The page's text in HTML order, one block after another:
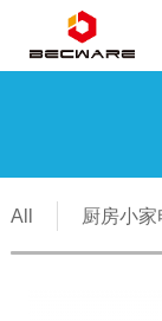
All 厨房小家